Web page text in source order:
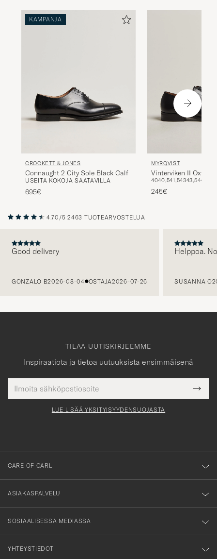
KAMPANJA
CROCKETT & JONES
Connaught 2 City Sole Black Calf
USEITA KOKOJA SAATAVILLA
695€
MYRQVIST
Vinterviken II Oxford
4040,541,54343,544
245€
4.70/5 2463 TUOTEARVOSTELUA
Good delivery
GONZALO B2026-08-04 OSTAJA2026-07-26
Helppoa.
SUSANNA O
TILAA UUTISKIRJEEMME
Inspiraatiota ja tietoa uutuuksista ensimmäisenä
tieto
Tack
för
dig
till
vårt
nyhetsbrev!
LUE LISÄÄ YKSITYISYYDENSUOJASTA
CARE OF CARL
ASIAKASPALVELU
SOSIAALISESSA MEDIASSA
YHTEYSTIEDOT